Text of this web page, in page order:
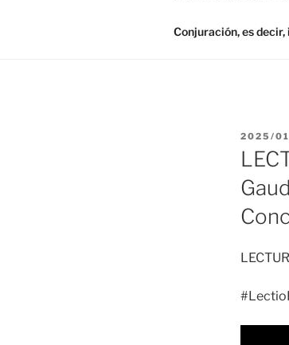
Conjuración, es
EL
2025/